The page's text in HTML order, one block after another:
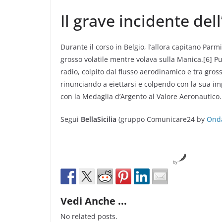
Il grave incidente
Durante il corso in Belgio, l’allora capitano
grosso volatile mentre volava sulla Manica.[6]
radio, colpito dal flusso aerodinamico e tra
rinunciando a eiettarsi e colpendo con la sua
con la Medaglia d’Argento al Valore Aeronautico.
Segui BellaSicilia (gruppo Comunicare24 by
by
Vedi Anche ...
No related posts.